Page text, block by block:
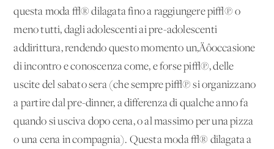
questa moda √® dilagata fino a raggiungere pi√π o
meno tutti, dagli adolescenti ai pre-adolescenti
addirittura, rendendo questo momento un‚Äôoccasione
di incontro e conoscenza come, e forse pi√π, delle
uscite del sabato sera (che sempre pi√π si organizzano
a partire dal pre-dinner, a differenza di qualche anno fa
quando si usciva dopo cena, o al massimo per una pizza
o una cena in compagnia). Questa moda √® dilagata a